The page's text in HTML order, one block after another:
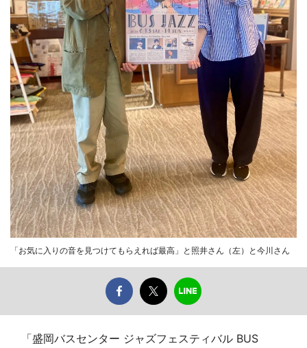
「お気に入りの音を見つけてもらえれば最高」と照井さん（左）と今川さん
「盛岡バスセンター ジャズフェスティバル BUS